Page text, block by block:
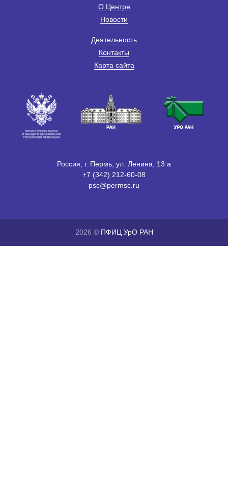
О Центре
Новости
Деятельность
Контакты
Карта сайта
Россия, г. Пермь, ул. Ленина, 13 а
+7 (342) 212-60-08
psc@permsc.ru
2026 © ПФИЦ УрО РАН